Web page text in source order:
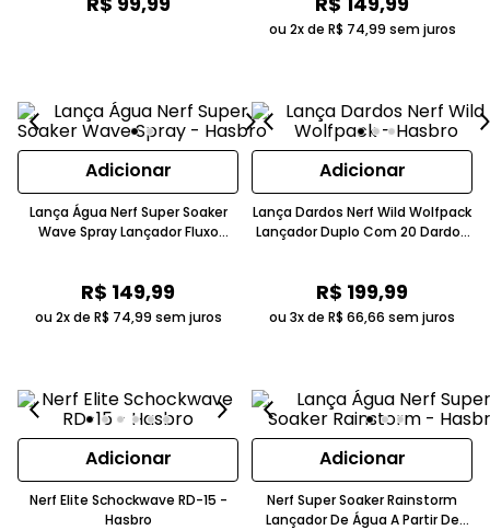
ou 2x de R$ 74,99 sem juros
Adicionar
Lança Água Nerf Super Soaker
Wave Spray Lançador Fluxo
R$ 149,99
ou 2x de R$ 74,99 sem juros
Adicionar
Lança Dardos Nerf Wild Wolfpack
Lançador Duplo Com 20 Dardos
R$ 199,99
ou 3x de R$ 66,66 sem juros
Adicionar
Nerf Elite Schockwave RD-15 -
Hasbro
Adicionar
Nerf Super Soaker Rainstorm
Lançador De Água A Partir De